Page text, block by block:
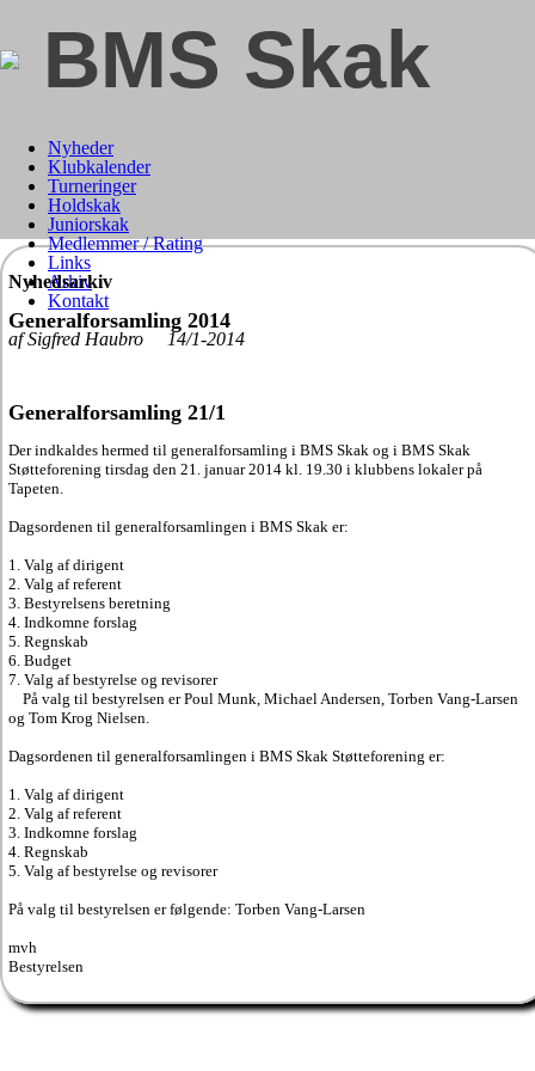
BMS Skak
Nyheder
Klubkalender
Turneringer
Holdskak
Juniorskak
Medlemmer / Rating
Links
Arkiv
Kontakt
Nyhedsarkiv
Generalforsamling 2014
af Sigfred Haubro 14/1-2014
Generalforsamling 21/1
Der indkaldes hermed til generalforsamling i BMS Skak og i BMS Skak
Støtteforening tirsdag den 21. januar 2014 kl. 19.30 i klubbens lokaler på
Tapeten.
Dagsordenen til generalforsamlingen i BMS Skak er:
1. Valg af dirigent
2. Valg af referent
3. Bestyrelsens beretning
4. Indkomne forslag
5. Regnskab
6. Budget
7. Valg af bestyrelse og revisorer
På valg til bestyrelsen er Poul Munk, Michael Andersen, Torben Vang-Larsen
og Tom Krog Nielsen.
Dagsordenen til generalforsamlingen i BMS Skak Støtteforening er:
1. Valg af dirigent
2. Valg af referent
3. Indkomne forslag
4. Regnskab
5. Valg af bestyrelse og revisorer
På valg til bestyrelsen er følgende: Torben Vang-Larsen
mvh
Bestyrelsen